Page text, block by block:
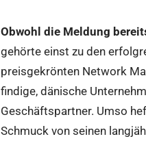
Obwohl die Meldung
gehörte einst zu den
preisgekrönten Network
findige, dänische
Geschäftspartner. Umso
Schmuck von seinen